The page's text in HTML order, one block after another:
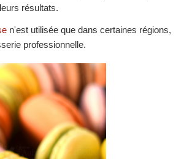
résultats.
n'est utilisée que dans certaines régions,
professionnelle.